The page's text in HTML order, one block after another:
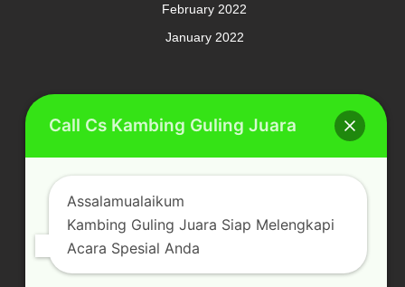
February 2022
January 2022
Meta
Categories
Call Cs Kambing Guling Juara
Assalamualaikum
Kambing Guling Juara Siap Melengkapi
Acara Spesial Anda